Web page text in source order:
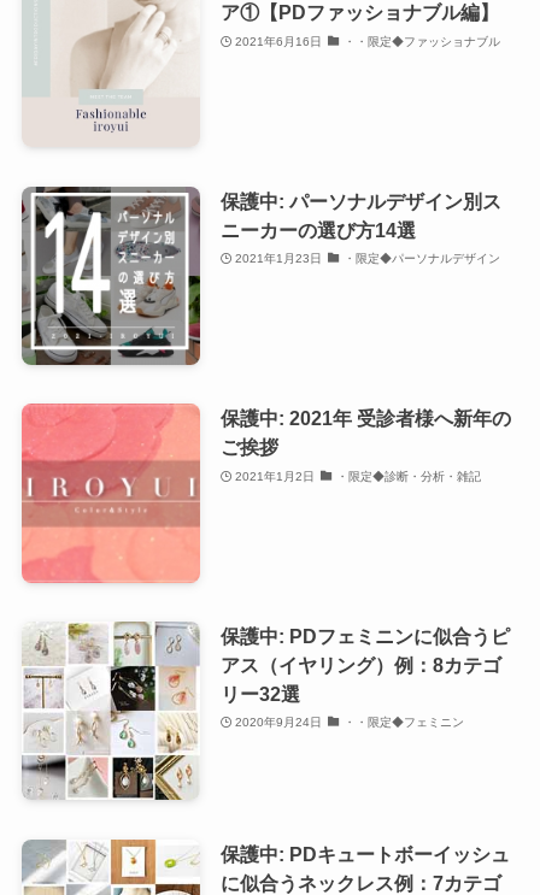
ア①【PDファッショナブル編】
2021年6月16日 ・・限定◆ファッショナブル
保護中: パーソナルデザイン別ス
ニーカーの選び方14選
2021年1月23日 ・限定◆パーソナルデザイン
保護中: 2021年 受診者様へ新年の
ご挨拶
2021年1月2日 ・限定◆診断・分析・雑記
保護中: PDフェミニンに似合うピ
アス（イヤリング）例：8カテゴ
リー32選
2020年9月24日 ・・限定◆フェミニン
保護中: PDキュートボーイッシュ
に似合うネックレス例：7カテゴ